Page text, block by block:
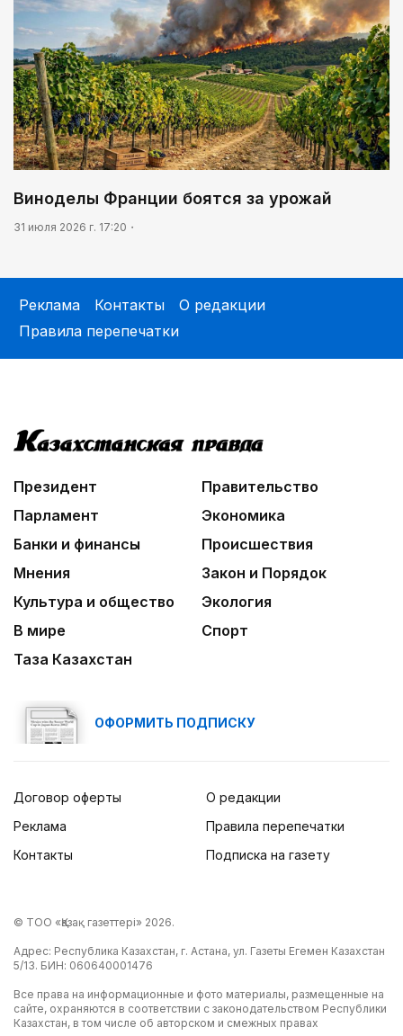
Виноделы Франции боятся за урожай
31 июля 2026 г. 17:20
Реклама Контакты
О редакции
Правила перепечатки
Президент
Правительство
Парламент
Экономика
Банки и финансы
Происшествия
Мнения
Закон и Порядок
Культура и общество
Экология
В мире
Спорт
Таза Казахстан
ОФОРМИТЬ ПОДПИСКУ
Договор оферты
Реклама
Контакты
О редакции
Правила перепечатки
Подписка на газету
© ТОО «Қазақ газеттері» 2026.
Адрес: Республика Казахстан, г. Астана, ул. Газеты Егемен Казахстан
5/13. БИН: 060640001476
Все права на информационные и фото материалы, размещенные на
сайте, охраняются в соответствии с законодательством Республики
Казахстан, в том числе об авторском и смежных правах